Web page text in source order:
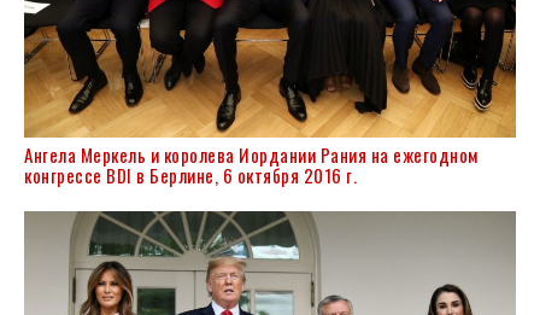
Ангела Меркель и королева Иордании Рания на ежегодном
конгрессе BDI в Берлине, 6 октября 2016 г.